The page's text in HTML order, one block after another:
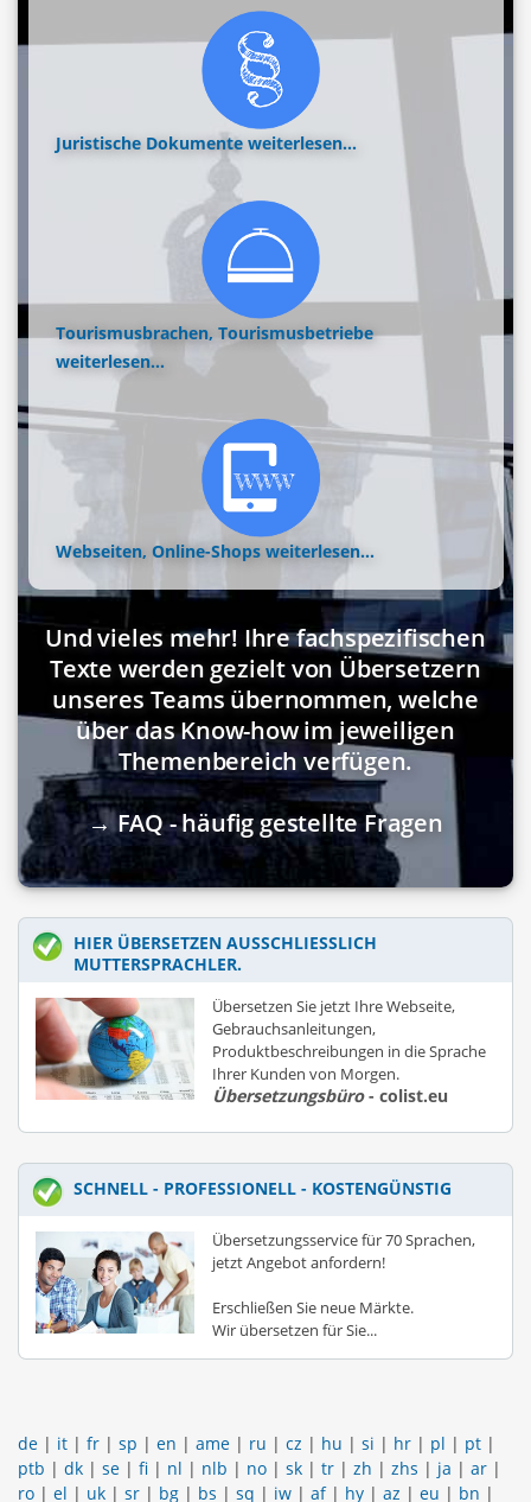
Juristische Dokumente weiterlesen...
Tourismusbrachen, Tourismusbetriebe
weiterlesen...
Webseiten, Online-Shops weiterlesen...
Und vieles mehr! Ihre fachspezifischen
Texte werden gezielt von Übersetzern
unseres Teams übernommen, welche
über das Know-how im jeweiligen
Themenbereich verfügen.
→ FAQ - häufig gestellte Fragen
HIER ÜBERSETZEN AUSSCHLIESSLICH M
UTTERSPRACHLER.
Übersetzen Sie jetzt Ihre Webseite,
Gebrauchsanleitungen,
Produktbeschreibungen in die Sprache
Ihrer Kunden von Morgen.
Übersetzungsbüro- colist.eu
SCHNELL - PROFESSIONELL - KOSTENGÜNSTIG
Übersetzungsservice für 70 Sprachen,
jetzt Angebot anfordern!
Erschließen Sie neue Märkte.
Wir übersetzen für Sie...
de | it | fr | sp | en | ame | ru | cz | hu | si | hr | pl | pt |
ptb | dk | se | fi | nl | nlb | no | sk | tr | zh | zhs | ja | ar |
ro | el | uk | sr | bg | bs | sq | iw | af| hy | az | eu | bn |